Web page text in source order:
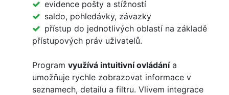
evidence pošty a stížností
saldo, pohledávky, závazky
přístup do jednotlivých oblastí na základě
přístupových práv uživatelů.
Program využívá intuitivní ovládánía
umožňuje rychle zobrazovat informace v
seznamech, detailu a filtru. Vlivem integrace